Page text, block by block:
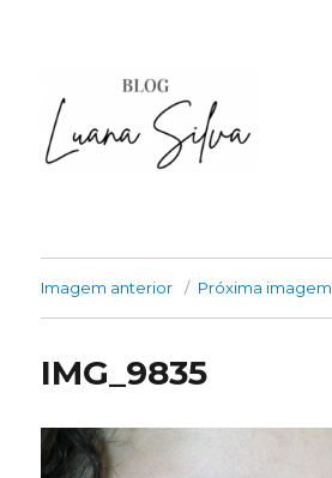
Imagem anterior Próxima imagem
IMG_9835